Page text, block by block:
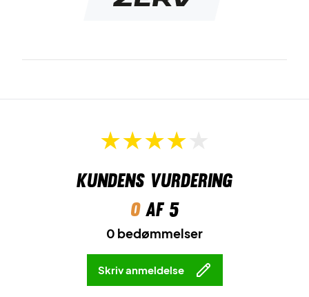
Kundens vurdering
0af 5
0 bedømmelser
Skriv anmeldelse